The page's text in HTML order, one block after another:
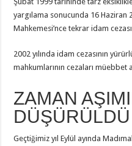
yargılama sonucunda 16 Haziran
Mahkemesi’nce tekrar idam
2002 yılında idam cezasının
mahkumlarının cezaları müebbet
ZAMAN
DÜŞÜRÜLDÜ
Geçtiğimiz yıl Eylül ayında